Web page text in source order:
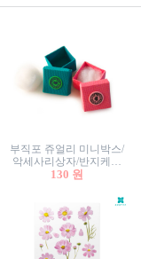
부직포 쥬얼리 미니박스/
악세사리상자/반지케이
스/반지상자/귀걸이상자/
130 원